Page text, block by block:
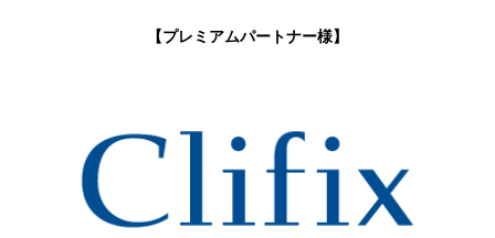
【プレミアムパートナー様】